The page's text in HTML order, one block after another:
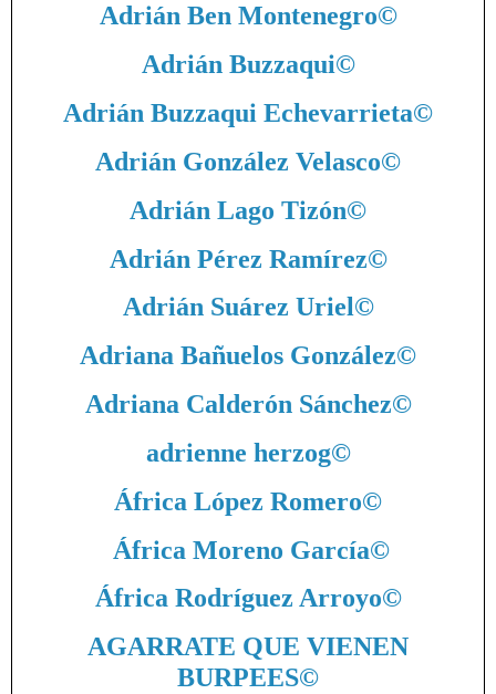
Adrián Ben Montenegro©
Adrián Buzzaqui©
Adrián Buzzaqui Echevarrieta©
Adrián González Velasco©
Adrián Lago Tizón©
Adrián Pérez Ramírez©
Adrián Suárez Uriel©
Adriana Bañuelos González©
Adriana Calderón Sánchez©
adrienne herzog©
África López Romero©
África Moreno García©
África Rodríguez Arroyo©
AGARRATE QUE VIENEN
BURPEES©